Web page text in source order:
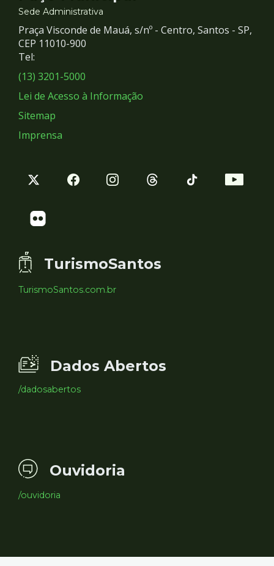
e
Redes
Sociais
Sede Administrativa
Praça Visconde de Mauá, s/nº - Centro, Santos - SP,
CEP 11010-900
Tel:
(13) 3201-5000
Lei de Acesso à Informação
Sitemap
Imprensa
TurismoSantos
TurismoSantos.com.br
Dados Abertos
/dadosabertos
Ouvidoria
/ouvidoria